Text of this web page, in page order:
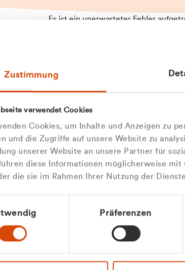
Zustimmung
verwendet Cookies
Cookies, um Inhalte und Anzeigen zu
und die Zugriffe auf unsere Website zu
unserer Website an unsere Partner für
diese Informationen möglicherweise
die sie im Rahmen Ihrer Nutzung der
Präferenzen
Zu welcher
Kundengruppe
gehören Sie?
Privatkunde (inkl. MwSt.)
Geschäftskunde (exkl. MwSt.)
Es ist ein unerwarteter Fehler
aufgetretenen Fehler an. Wir
Unannehmlichkeiten.
Zum Abfallberater
Oder kontaktieren
Wir sind
Angebot?
stellen